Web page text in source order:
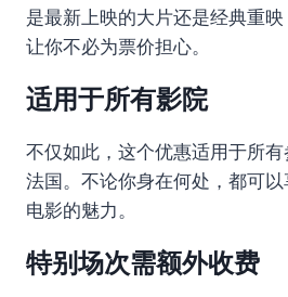
是最新上映的大片还是经典重映
让你不必为票价担心。
适用于所有影院
不仅如此，这个优惠适用于所
法国。不论你身在何处，都可
电影的魅力。
特别场次需额外收费